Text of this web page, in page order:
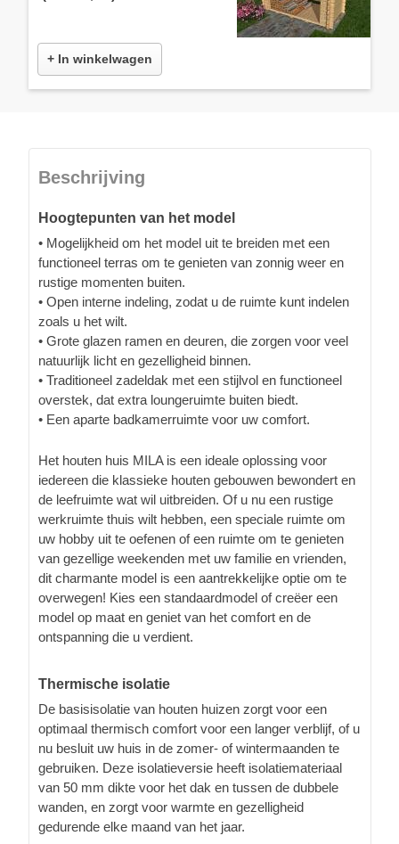
+ In winkelwagen
Beschrijving
Hoogtepunten van het model
• Mogelijkheid om het model uit te breiden met een
functioneel terras om te genieten van zonnig weer en
rustige momenten buiten.
• Open interne indeling, zodat u de ruimte kunt indelen
zoals u het wilt.
• Grote glazen ramen en deuren, die zorgen voor veel
natuurlijk licht en gezelligheid binnen.
• Traditioneel zadeldak met een stijlvol en functioneel
overstek, dat extra loungeruimte buiten biedt.
• Een aparte badkamerruimte voor uw comfort.
Het houten huis MILA is een ideale oplossing voor
iedereen die klassieke houten gebouwen bewondert en
de leefruimte wat wil uitbreiden. Of u nu een rustige
werkruimte thuis wilt hebben, een speciale ruimte om
uw hobby uit te oefenen of een ruimte om te genieten
van gezellige weekenden met uw familie en vrienden,
dit charmante model is een aantrekkelijke optie om te
overwegen! Kies een standaardmodel of creëer een
model op maat en geniet van het comfort en de
ontspanning die u verdient.
Thermische isolatie
De basisisolatie van houten huizen zorgt voor een
optimaal thermisch comfort voor een langer verblijf, of u
nu besluit uw huis in de zomer- of wintermaanden te
gebruiken. Deze isolatieversie heeft isolatiemateriaal
van 50 mm dikte voor het dak en tussen de dubbele
wanden, en zorgt voor warmte en gezelligheid
gedurende elke maand van het jaar.